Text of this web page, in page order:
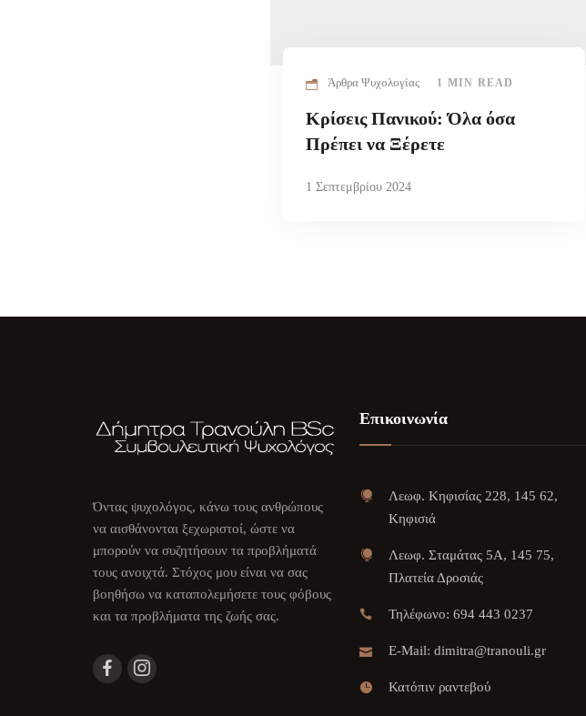
Άρθρα Ψυχολογίας 1 MIN READ
Κρίσεις Πανικού: Όλα όσα
Πρέπει να Ξέρετε
1 Σεπτεμβρίου 2024
Όντας ψυχολόγος, κάνω τους ανθρώπους
να αισθάνονται ξεχωριστοί, ώστε να
μπορούν να συζητήσουν τα προβλήματά
τους ανοιχτά. Στόχος μου είναι να σας
βοηθήσω να καταπολεμήσετε τους φόβους
και τα προβλήματα της ζωής σας.
Επικοινωνία
Λεωφ. Κηφισίας 228, 145 62,
Κηφισιά
Λεωφ. Σταμάτας 5Α, 145 75,
Πλατεία Δροσιάς
Τηλέφωνο: 694 443 0237
E-Mail: dimitra@tranouli.gr
Κατόπιν ραντεβού